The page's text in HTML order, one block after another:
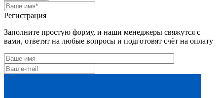
Регистрация
Заполните простую форму, и наши менеджеры свяжутся с
вами, ответят на любые вопросы и подготовят счёт на оплату